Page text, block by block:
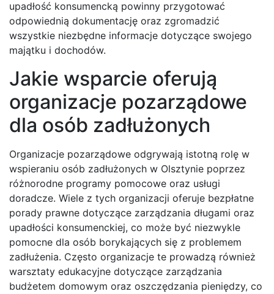
upadłość konsumencką powinny przygotować
odpowiednią dokumentację oraz zgromadzić
wszystkie niezbędne informacje dotyczące swojego
majątku i dochodów.
Jakie wsparcie oferują
organizacje pozarządowe
dla osób zadłużonych
Organizacje pozarządowe odgrywają istotną rolę w
wspieraniu osób zadłużonych w Olsztynie poprzez
różnorodne programy pomocowe oraz usługi
doradcze. Wiele z tych organizacji oferuje bezpłatne
porady prawne dotyczące zarządzania długami oraz
upadłości konsumenckiej, co może być niezwykle
pomocne dla osób borykających się z problemem
zadłużenia. Często organizacje te prowadzą również
warsztaty edukacyjne dotyczące zarządzania
budżetem domowym oraz oszczędzania pieniędzy, co